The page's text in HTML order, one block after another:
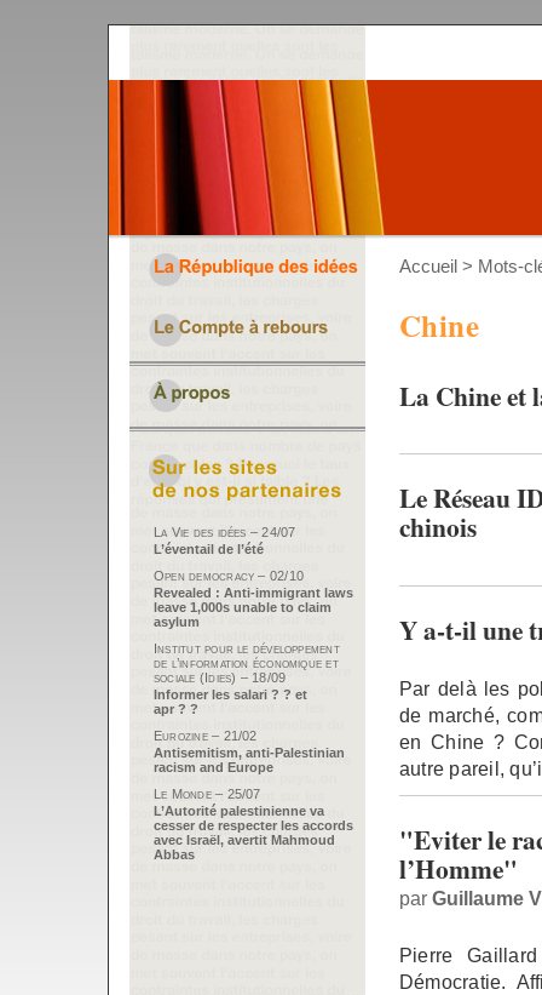
Accueil > Mots-
Chine
La Chine et
Le Réseau
chinois
Y a-t-il une
Par delà les
de marché,
en Chine ?
autre pareil,
"Eviter le
l’Homme"
par Guillaume
Pierre
Démocratie.
La Vie des idées – 24/07
L’éventail de l’été
Open democracy – 02/10
Revealed : Anti-immigrant laws
leave 1,000s unable to claim
asylum
Institut pour le développement
de l’information économique et
sociale (Idies) – 18/09
Informer les salari ? ? et
apr ? ?
Eurozine – 21/02
Antisemitism, anti-Palestinian
racism and Europe
Le Monde – 25/07
L’Autorité palestinienne va
cesser de respecter les accords
avec Israël, avertit Mahmoud
Abbas